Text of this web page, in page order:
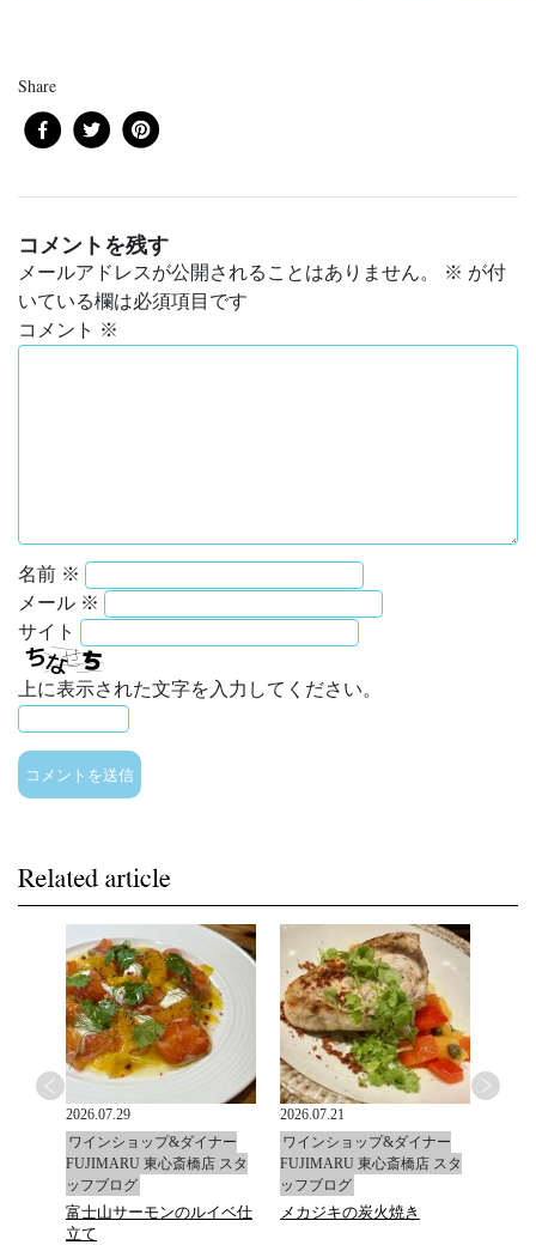
Share
コメントを残す
メールアドレスが公開されることはありません。 ※ が付
いている欄は必須項目です
コメント ※
名前 ※
メール ※
サイト
上に表示された文字を入力してください。
2026.07.29
ワインショップ&ダイナー
FUJIMARU 東心斎橋店 スタ
ッフブログ
富士山サーモンのルイベ仕
立て
2026.07.21
ワインショップ&ダイナー
FUJIMARU 東心斎橋店 スタ
ッフブログ
メカジキの炭火焼き